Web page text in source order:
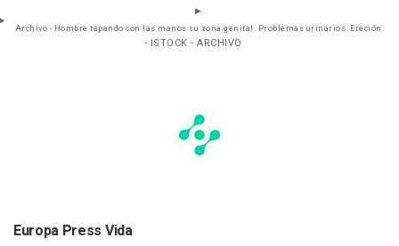
Archivo - Hombre tapando con las manos su zona genital. Problemas urinarios. Ereción.
- ISTOCK - ARCHIVO
Europa Press Vida